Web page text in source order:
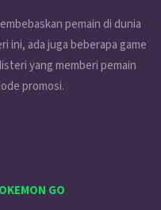
pemain di dunia
ini, ada juga beberapa game
yang memberi pemain
promosi.
GO